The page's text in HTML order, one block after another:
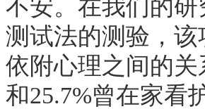
不安。在我们的研
测试法的测验，
依附心理之间的
和25.7%曾在家看